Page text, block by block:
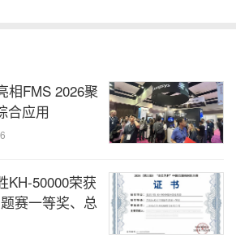
相FMS 2026聚
合应用
KH‑50000荣获
赛一等奖、总